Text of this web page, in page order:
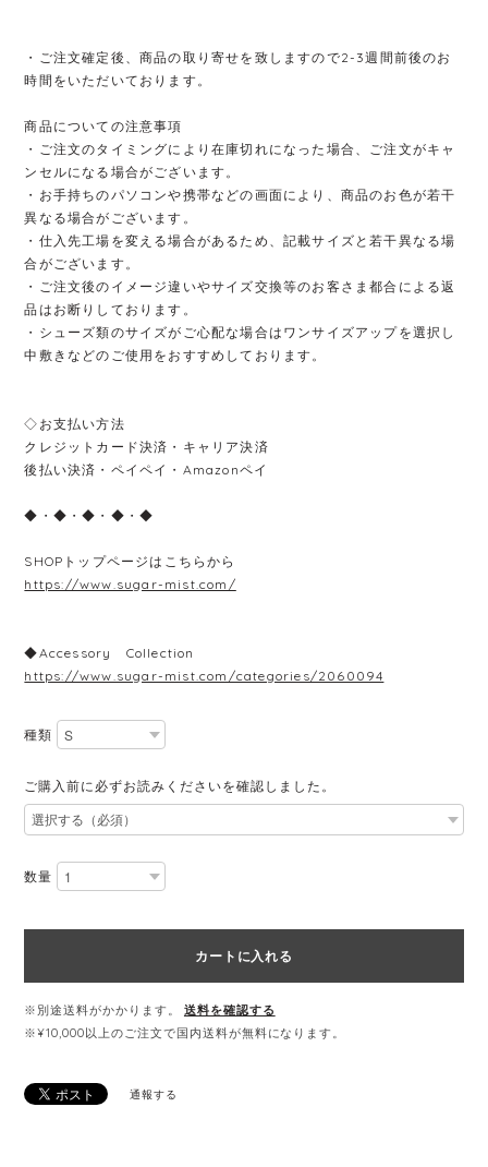
・ご注文確定後、商品の取り寄せを致しますので2-3週間前後のお
時間をいただいております。
商品についての注意事項
・ご注文のタイミングにより在庫切れになった場合、ご注文がキャ
ンセルになる場合がございます。
・お手持ちのパソコンや携帯などの画面により、商品のお色が若干
異なる場合がございます。
・仕入先工場を変える場合があるため、記載サイズと若干異なる場
合がございます。
・ご注文後のイメージ違いやサイズ交換等のお客さま都合による返
品はお断りしております。
・シューズ類のサイズがご心配な場合はワンサイズアップを選択し
中敷きなどのご使用をおすすめしております。
◇お支払い方法
クレジットカード決済・キャリア決済
後払い決済・ペイペイ・Amazonペイ
◆・◆・◆・◆・◆
SHOPトップページはこちらから
https://www.sugar-mist.com/
◆Accessory Collection
https://www.sugar-mist.com/categories/2060094
種類
ご購入前に必ずお読みくださいを確認しました。
数量
カートに入れる
※別途送料がかかります。
送料を確認する
※¥10,000以上のご注文で国内送料が無料になります。
通報する